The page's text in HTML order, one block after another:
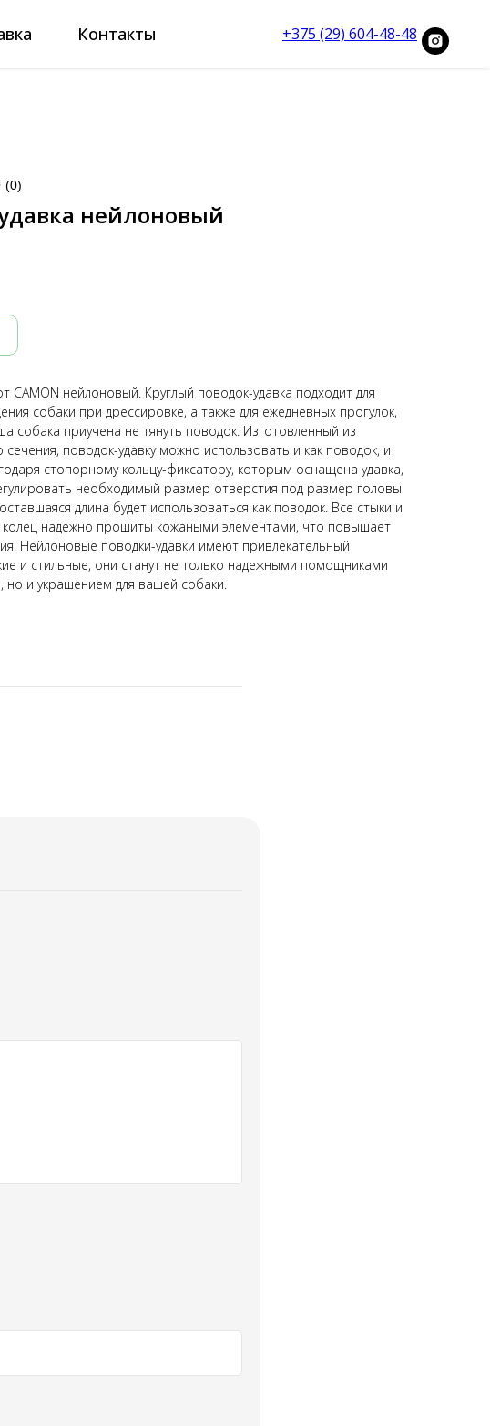
Контакты +375 (29) 604-48-48
(0)
нейлоновый
CAMON нейлоновый. Круглый поводок-удавка подходит для
собаки при дрессировке, а также для ежедневных прогулок,
собака приучена не тянуть поводок. Изготовленный из
сечения, поводок-удавку можно использовать и как поводок, и
стопорному кольцу-фиксатору, которым оснащена удавка,
необходимый размер отверстия под размер головы
длина будет использоваться как поводок. Все стыки и
колец надежно прошиты кожаными элементами, что повышает
Нейлоновые поводки-удавки имеют привлекательный
и стильные, они станут не только надежными помощниками
но и украшением для вашей собаки.